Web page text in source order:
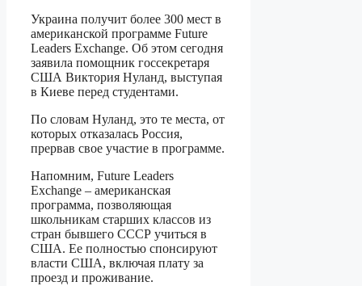
Украина получит более 300 мест в
американской программе Future
Leaders Exchange. Об этом сегодня
заявила помощник госсекретаря
США Виктория Нуланд, выступая
в Киеве перед студентами.
По словам Нуланд, это те места, от
которых отказалась Россия,
прервав свое участие в программе.
Напомним, Future Leaders
Exchange – американская
программа, позволяющая
школьникам старших классов из
стран бывшего СССР учиться в
США. Ее полностью спонсируют
власти США, включая плату за
проезд и проживание.